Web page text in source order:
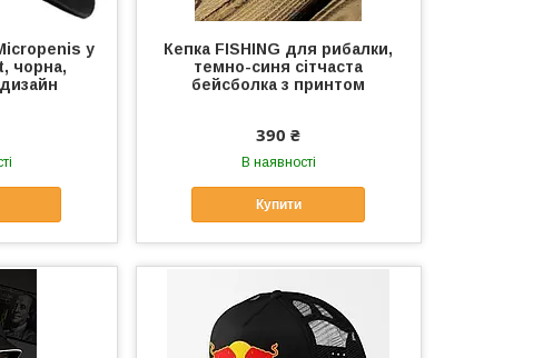
у
чорна,
Кепка FISHING для рибалки,
темно-синя сітчаста
бейсболка з принтом
390 ₴
В наявності
Купити